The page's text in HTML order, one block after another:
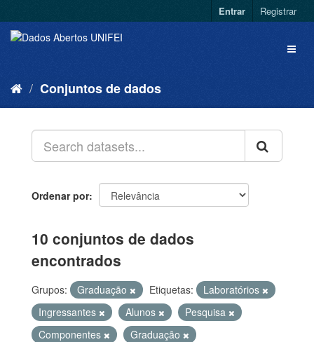
Entrar Registrar
Conjuntos de dados
Ordenar por
10 conjuntos de dados
encontrados
Grupos: Graduação Etiquetas:
Laboratórios
Ingressantes
Alunos
Pesquisa
Componentes
Graduação